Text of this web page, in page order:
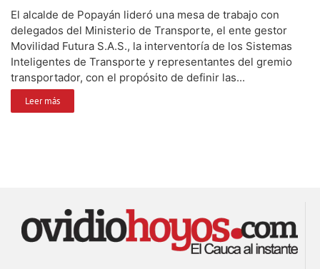
El alcalde de Popayán lideró una mesa de trabajo con
delegados del Ministerio de Transporte, el ente gestor
Movilidad Futura S.A.S., la interventoría de los Sistemas
Inteligentes de Transporte y representantes del gremio
transportador, con el propósito de definir las...
Leer más